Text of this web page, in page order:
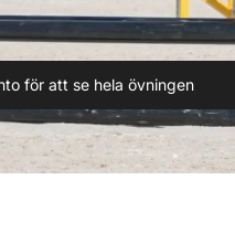
för att se hela övningen